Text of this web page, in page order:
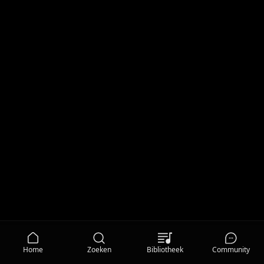
Home Zoeken Bibliotheek Community